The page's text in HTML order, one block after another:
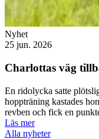
Nyhet
25 jun. 2026
Charlottas väg
En ridolycka satte
hoppträning kastades
revben och fick en
Läs mer
Alla nyheter